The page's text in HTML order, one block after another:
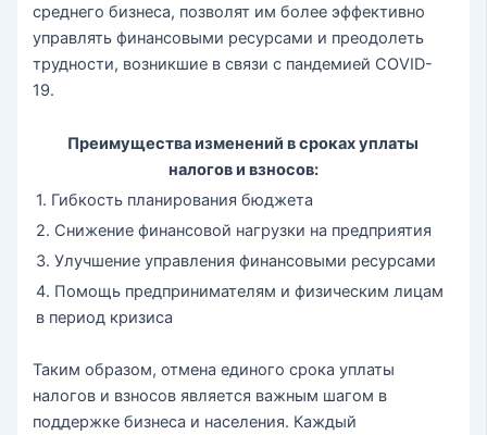
среднего бизнеса, позволят им более эффективно
управлять финансовыми ресурсами и преодолеть
трудности, возникшие в связи с пандемией COVID-
19.
Преимущества изменений в сроках уплаты
налогов и взносов:
1. Гибкость планирования бюджета
2. Снижение финансовой нагрузки на предприятия
3. Улучшение управления финансовыми ресурсами
4. Помощь предпринимателям и физическим лицам
в период кризиса
Таким образом, отмена единого срока уплаты
налогов и взносов является важным шагом в
поддержке бизнеса и населения. Каждый